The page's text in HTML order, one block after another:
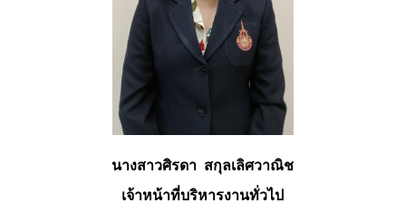
นางสาวศิรดา สกุลเลิศวาณิช
เจ้าหน้าที่บริหารงานทั่วไป